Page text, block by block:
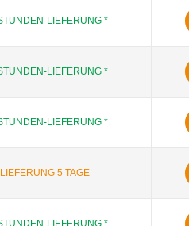
LIEFERUNG *
LIEFERUNG *
LIEFERUNG *
LIEFERUNG 5 TAGE
LIEFERUNG *